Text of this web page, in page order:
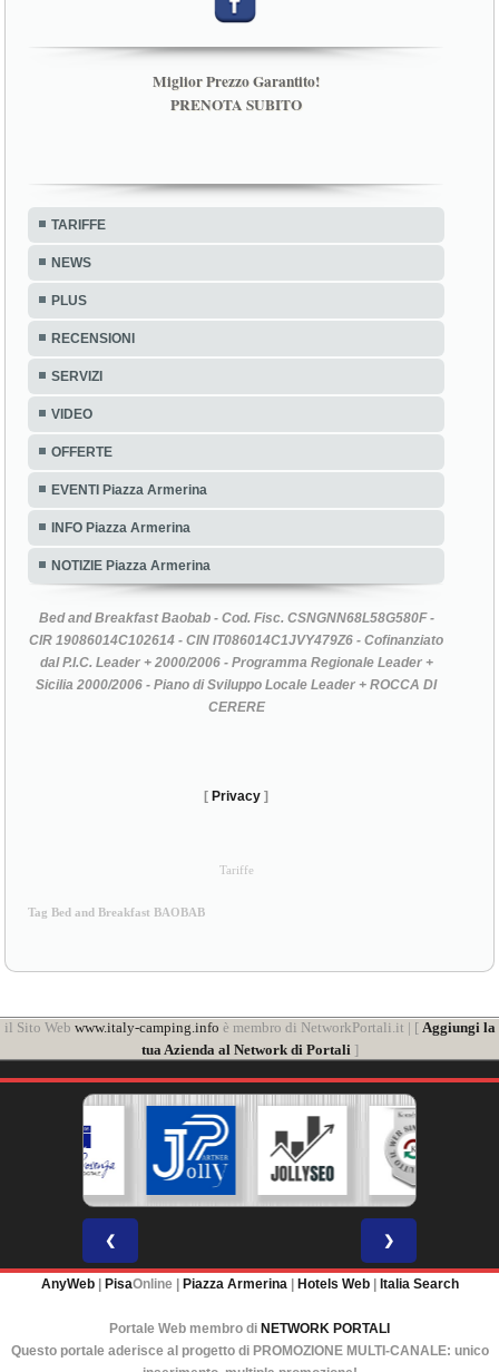
Miglior Prezzo Garantito!
PRENOTA SUBITO
TARIFFE
NEWS
PLUS
RECENSIONI
SERVIZI
VIDEO
OFFERTE
EVENTI Piazza Armerina
INFO Piazza Armerina
NOTIZIE Piazza Armerina
Bed and Breakfast Baobab - Cod. Fisc. CSNGNN68L58G580F -
CIR 19086014C102614 - CIN IT086014C1JVY479Z6 - Cofinanziato
dal P.I.C. Leader + 2000/2006 - Programma Regionale Leader +
Sicilia 2000/2006 - Piano di Sviluppo Locale Leader + ROCCA DI
CERERE
[ Privacy ]
Tariffe
Tag Bed and Breakfast BAOBAB
il Sito Web www.italy-camping.info è membro di NetworkPortali.it | [ Aggiungi la
tua Azienda al Network di Portali ]
❮ ❯
AnyWeb| PisaOnline | Piazza Armerina| Hotels Web| Italia Search
Portale Web membro di NETWORK PORTALI
Questo portale aderisce al progetto di PROMOZIONE MULTI-CANALE: unico